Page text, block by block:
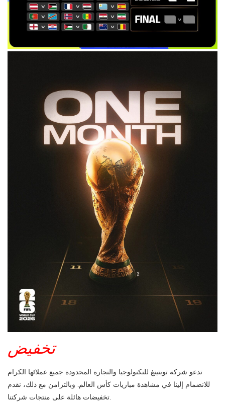
تخفيض
تدعو شركة توبتينغ للتكنولوجيا والتجارة المحدودة جميع عملائها الكرام
للانضمام إلينا في مشاهدة مباريات كأس العالم. وبالتزامن مع ذلك، نقدم
تخفيضات هائلة على منتجات شركتنا.